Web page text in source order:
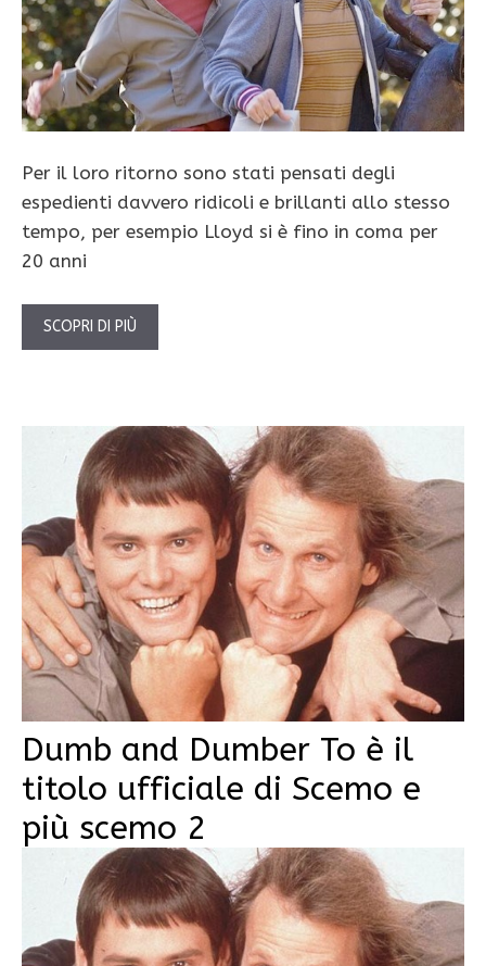
Per il loro ritorno sono stati pensati degli
espedienti davvero ridicoli e brillanti allo stesso
tempo, per esempio Lloyd si è fino in coma per
20 anni
SCOPRI DI PIÙ
Dumb and Dumber To è il
titolo ufficiale di Scemo e
più scemo 2